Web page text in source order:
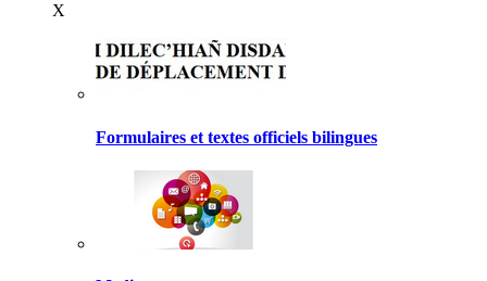
X
Formulaires et textes officiels bilingues